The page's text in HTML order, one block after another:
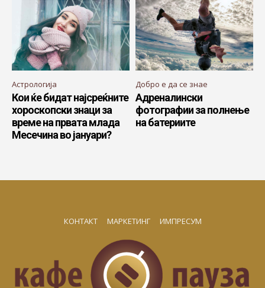
Астрологија
Кои ќе бидат најсреќните
хороскопски знаци за
време на првата млада
Месечина во јануари?
Добро е да се знае
Адреналински
фотографии за полнење
на батериите
КОНТАКТ МАРКЕТИНГ ИМПРЕСУМ